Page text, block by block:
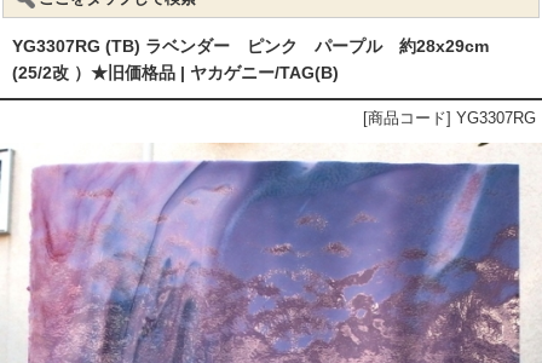
YG3307RG (TB) ラベンダー ピンク パープル 約28x29cm
(25/2改 ）★旧価格品 | ヤカゲニー/TAG(B)
[商品コード] YG3307RG